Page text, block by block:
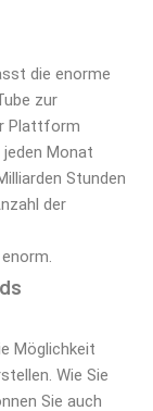
die enorme
zur
Plattform
Monat
Stunden
der
Möglichkeit
Wie Sie
Sie auch